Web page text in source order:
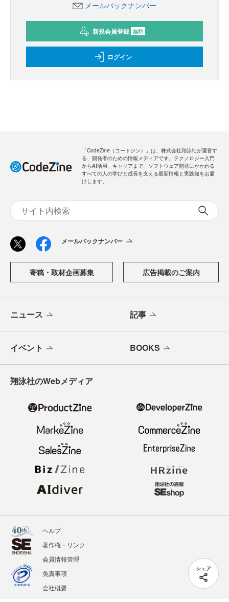
シェア
メールバックナンバー
新規会員登録 無料
ログイン
「CodeZine（コードジン）」は、株式会社翔泳社が運営す
る、開発者のための情報メディアです。テクノロジー入門
からAI活用、キャリアまで、ソフトウェア開発にかかわる
すべての人の学びと成長を支える最新情報と実践知をお届
けします。
メールバックナンバー
寄稿・取材企画募集 広告掲載のご案内
ニュース 記事
イベント BOOKS
翔泳社のWebメディア
ヘルプ
著作権・リンク
会員情報管理
免責事項
会社概要